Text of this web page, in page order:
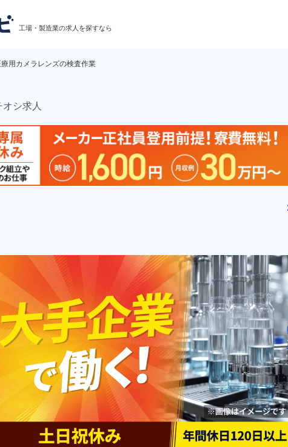
工場・製造業の求人を探すなら
療用カメラレンズの検査作業
メラレンズの検査作業！月収
シ求人
派遣社員
お仕事No.4551-
03
【就業先はトー
部品の製造スタ
日！正社員登用制
険完備◎格安食堂
駅から徒歩圏内◎
市》
時給
勤務地
千葉
勤務時間
[1]
[2]
[3]
[4]
[5]
雇用形態
派遣
職種
加工,
ー,バ
未経験者OK 経
男性活躍中 女性
寮完備 年間休日
寮費無料 社会保
資格・経験不問
キャンペーン実施中！